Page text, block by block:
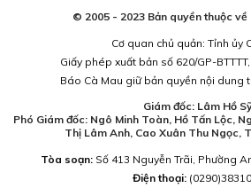
© 2005 - 2023 Bản quyền thuộc về
Cơ quan chủ quản: Tỉnh ủy
Giấy phép xuất bản số 620/GP-
Báo Cà Mau giữ bản quyền nội dung
Giám đốc: Lâm Hồ
Phó Giám đốc: Ngô Minh Toàn, Hồ Tấn Lộc,
Thị Lâm Anh, Cao Xuân Thu Ngọc,
Tòa soạn:Số 413 Nguyễn Trãi, Phường
Điện thoại: